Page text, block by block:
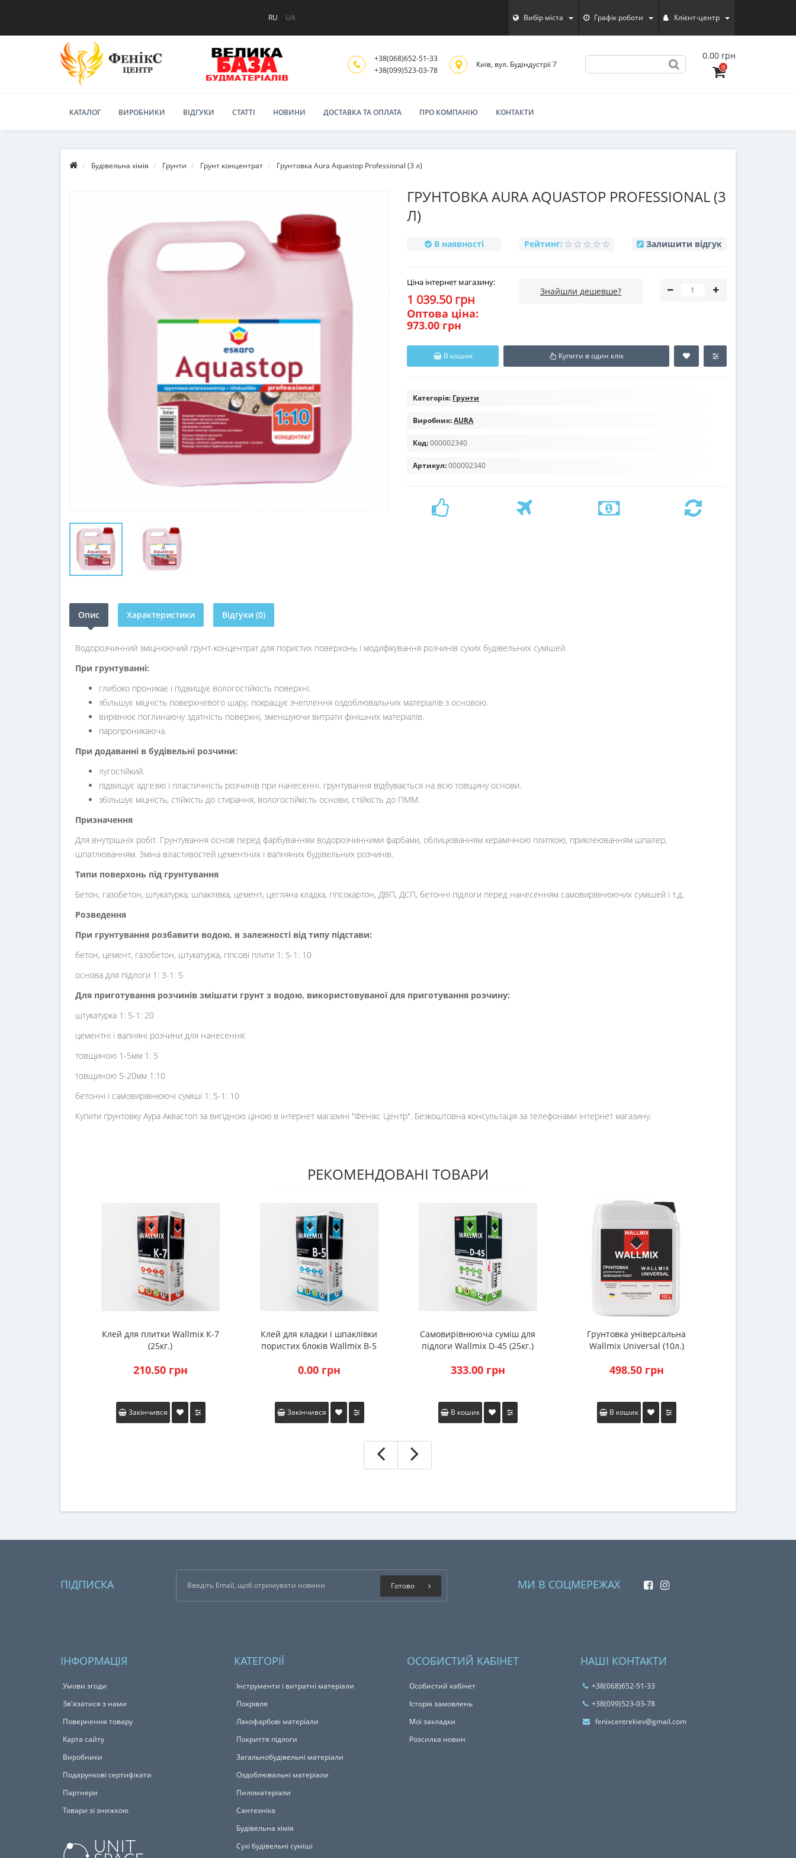
RU UA Вибiр мiста Графік роботи Клієнт-центр
+38(068)652-51-33
‎+38(099)523-03-78
Київ, вул. Будіндустрії 7
0.00 грн
0
КАТАЛОГ ВИРОБНИКИ ВІДГУКИ СТАТТІ НОВИНИ ДОСТАВКА ТА ОПЛАТА ПРО КОМПАНІЮ КОНТАКТИ
Будівельна хімія Грунти Грунт концентрат Грунтовка Aura Aquastop Professional (3 л)
ГРУНТОВКА AURA AQUASTOP PROFESSIONAL (3
Л)
В наявності Рейтинг: Залишити відгук
Ціна інтернет магазину:
1 039.50 грн
Оптова ціна:
973.00 грн
Знайшли дешевше?
В кошик Купити в один клік
Категорія: Грунти
Виробник:AURA
Код:000002340
Артикул:000002340
Опис Характеристики Відгуки (0)
Водорозчинний зміцнюючий грунт-концентрат для пористих поверхонь і модифікування розчинів сухих будівельних сумішей.
При грунтуванні:
глибоко проникає і підвищує вологостійкість поверхні.
збільшує міцність поверхневого шару, покращує зчеплення оздоблювальних матеріалів з основою.
вирівнює поглинаючу здатність поверхні, зменшуючи витрати фінішних матеріалів.
паропроникаюча.
При додаванні в будівельні розчини:
лугостійкий.
підвищує адгезію і пластичність розчинів при нанесенні. грунтування відбувається на всю товщину основи.
збільшує міцність, стійкість до стирання, вологостійкість основи, стійкість до ПММ.
Призначення
Для внутрішніх робіт. Грунтування основ перед фарбуванням водорозчинними фарбами, облицюванням керамічною плиткою, приклеюванням шпалер,
шпатлюванням. Зміна властивостей цементних і вапняних будівельних розчинів.
Типи поверхонь під грунтування
Бетон, газобетон, штукатурка, шпаклівка, цемент, цегляна кладка, гіпсокартон, ДВП, ДСП, бетонні підлоги перед нанесенням самовирівнюючих сумішей і т.д.
Розведення
При грунтування розбавити водою, в залежності від типу підстави:
бетон, цемент, газобетон, штукатурка, гіпсові плити 1: 5-1: 10
основа для підлоги 1: 3-1: 5
Для приготування розчинів змішати грунт з водою, використовуваної для приготування розчину:
штукатурка 1: 5-1: 20
цементні і вапняні розчини для нанесення:
товщиною 1-5мм 1: 5
товщиною 5-20мм 1:10
бетонні і самовирівнюючі суміші 1: 5-1: 10
Купити ґрунтовку Аура Аквастоп за вигідною ціною в інтернет магазині "Фенікс Центр". Безкоштовна консультація за телефонами інтернет магазину.
РЕКОМЕНДОВАНІ ТОВАРИ
Клей для плитки Wallmix К-7
(25кг.)
210.50 грн
Закінчився
Клей для кладки і шпаклівки
пористих блоків Wallmix В-5
0.00 грн
Закінчився
Самовирівнююча суміш для
підлоги Wallmix D-45 (25кг.)
333.00 грн
В кошик
Грунтовка універсальна
Wallmix Universal (10л.)
498.50 грн
В кошик
ПІДПИСКА Готово МИ В СОЦМЕРЕЖАХ
ІНФОРМАЦІЯ
Умови згоди
Зв'язатися з нами
Повернення товару
Карта сайту
Виробники
Подарункові сертифікати
Партнери
Товари зі знижкою
КАТЕГОРІЇ
Інструменти і витратні матеріали
Покрівля
Лакофарбові матеріали
Покриття підлоги
Загальнобудівельні матеріали
Оздоблювальні матеріали
Пиломатеріали
Сантехніка
Будівельна хімія
Сухі будівельні суміші
ОСОБИСТИЙ КАБІНЕТ
Особистий кабінет
Історія замовлень
Мої закладки
Розсилка новин
НАШІ КОНТАКТИ
+38(068)652-51-33
‎+38(099)523-03-78
fenixcentrekiev@gmail.com